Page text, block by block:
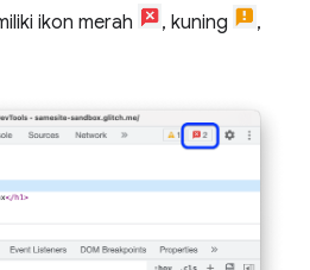
ikon merah
, kuning
,